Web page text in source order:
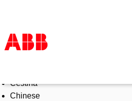
Products & Solutions
Industries
Čeština
Chinese